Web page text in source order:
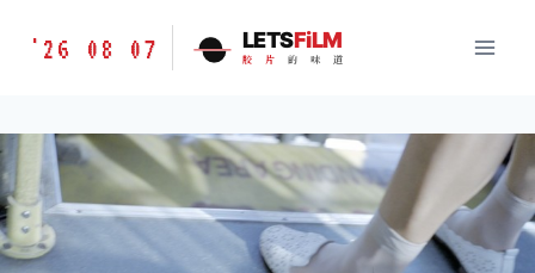
胶
味
LETSFILM
'26 08 07 LETSFiLM
胶 片 的 味 道